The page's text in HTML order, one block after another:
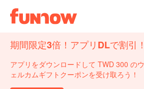
期間限定3倍！アプリDLで割引！
アプリをダウンロードして TWD 300 のウ
ェルカムギフトクーポンを受け取ろう！